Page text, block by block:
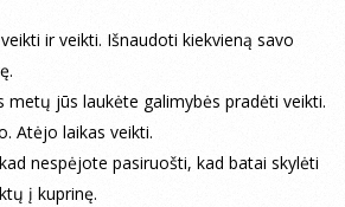
ir veikti. Išnaudoti kiekvieną savo
metų jūs laukėte galimybės pradėti veikti.
Atėjo laikas veikti.
nespėjote pasiruošti, kad batai skylėti
į kuprinę.